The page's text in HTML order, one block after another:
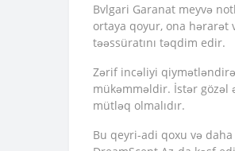
Bvlgari Garanat meyvə
ortaya qoyur, ona hərarət
təəssüratını təqdim edir.
Zərif incəliyi
mükəmməldir. İstər gözəl
mütləq olmalıdır.
Bu qeyri-adi qoxu və